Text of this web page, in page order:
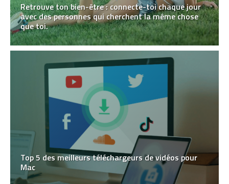
Retrouve ton bien-être : connecte-toi chaque jour
avec des personnes qui cherchent la même chose
que toi.
Top 5 des meilleurs téléchargeurs de vidéos pour
Mac